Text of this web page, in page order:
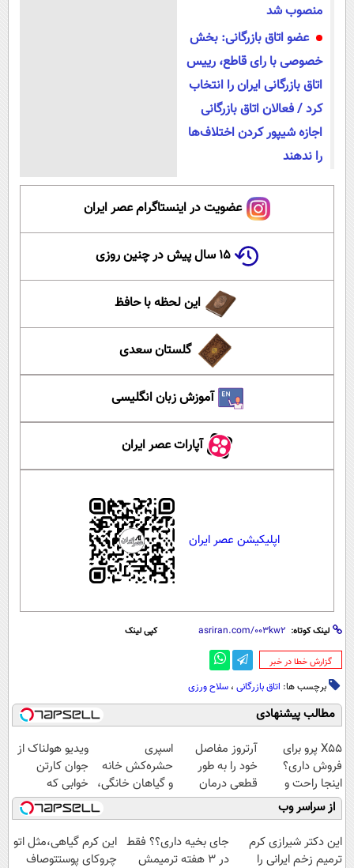
منصوب شد
عضو اتاق بازرگانی: بخش
خصوصی با رای قاطع، رییس
اتاق بازرگانی ایران را انتخاب
کرد / فعالان اتاق بازرگانی
اجازه شیپور کردن اختلاف‌ها
را ندهند
عضویت در اینستاگرام عصر ایران
۱۵ سال پیش در چنین روزی
این لحظه با حافظ
گلستان سعدی
آموزش زبان انگلیسی
آپارات عصر ایران
اپلیکیشن عصر ایران
لینک کوتاه: کپی لینک
‌گزارش خطا در خبر
برچسب ها: اتاق بازرگانی ، سلاح ورزی
مطالب پیشنهادی
X55 پرو برای
فروش داری؟
اینجا راحت و
سریع بفروشش
آرتروز مفاصل
خود را به طور
قطعی درمان
کنید!
◗پرسش‌نامه◖
اسپری
حشره‌کش خانه
و گیاهان خانگی،
نابودکننده انواع
حشرات خانگی و
آفات
ویدیو هولناک از
جوان کارتن
خوابی که
میلیاردر شد.
آموزش رایگان
از سراسر وب
این دکتر شیرازی کرم
ترمیم زخم ایرانی را
جای بخیه داری؟؟ فقط
در 3 هفته ترمیمش
این کرم گیاهی،مثل اتو
چروکای پوستتوصاف